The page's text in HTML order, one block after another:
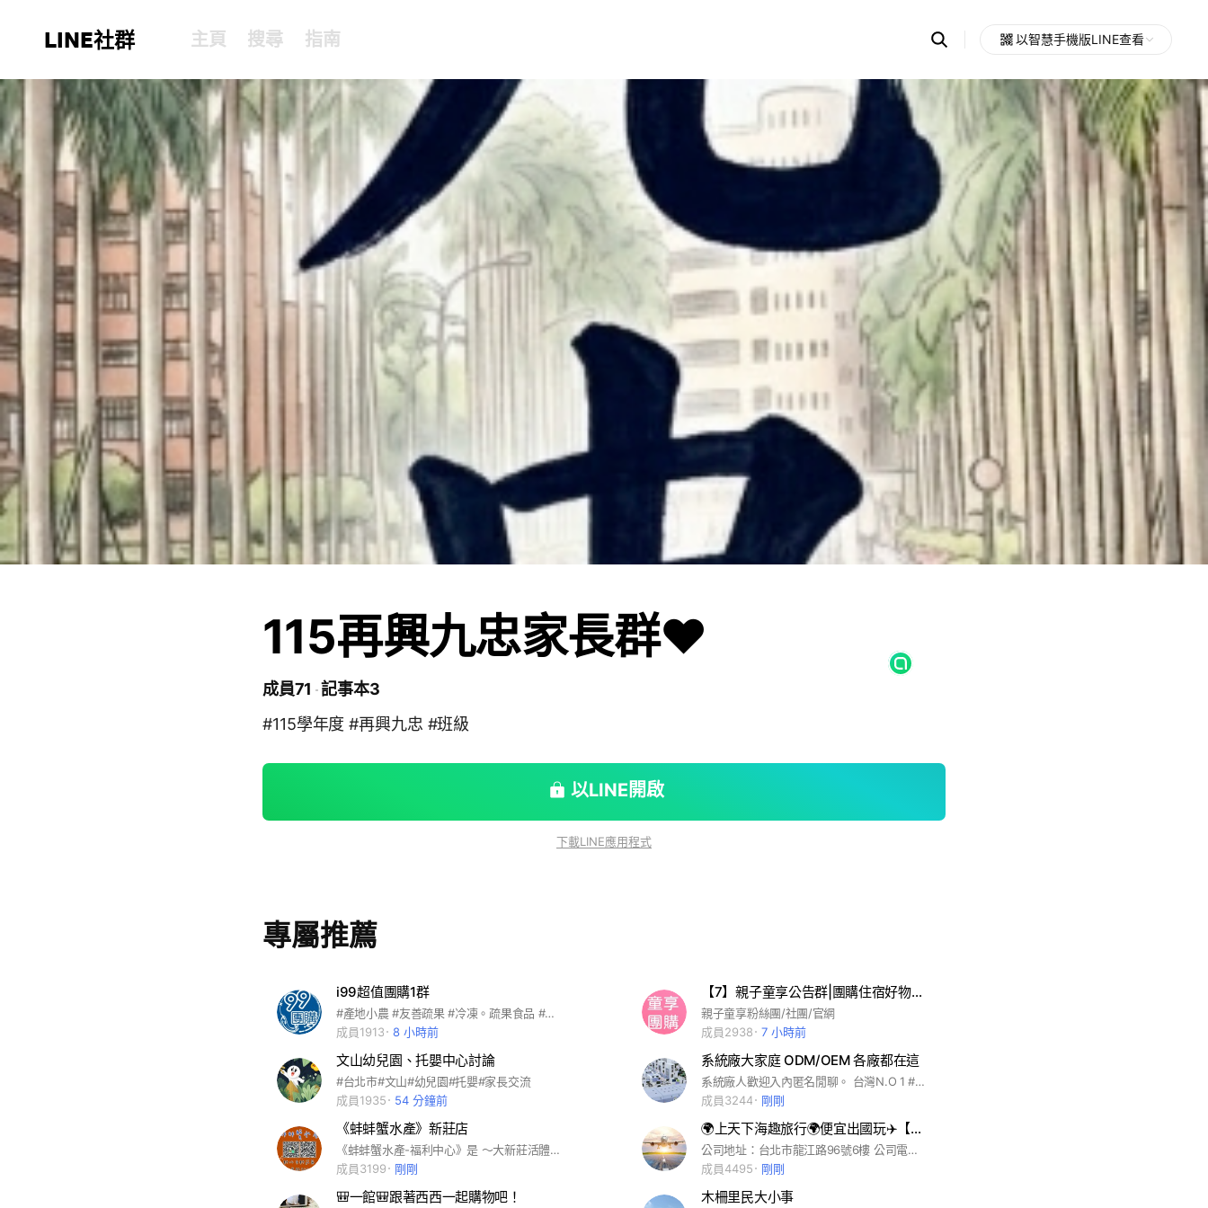
LINE社群 主頁 搜尋 指南 Search
OpenChats
messages
search
area
以智慧手機版LINE查看
115再興九忠家長群❤️
成員71 記事本3
#115學年度 #再興九忠 #班級
以LINE開啟
下載LINE應用程式
專屬推薦
i99超值團購1群
#產地小農 #友善疏果 #冷凍。疏果食品 #生活用品 #團購
成員1913
8 小時前
【7】親子童享公告群|團購住宿好物！我們有：11萬粉絲團＋28萬社團。購票請至親子童享官網喔。
親子童享粉絲團/社團/官網
成員2938
7 小時前
文山幼兒園、托嬰中心討論
#台北市#文山#幼兒園#托嬰#家長交流
成員1935
54 分鐘前
系統廠大家庭 ODM/OEM 各廠都在這
系統廠人歡迎入內匿名閒聊。 台灣N.O 1 #系統廠 #交流群
成員3244
剛剛
《蚌蚌蟹水產》新莊店
《蚌蚌蟹水產-福利中心》是 ～大新莊活體海鮮水產專門店 （1）活體海鮮 @螃蟹類～ 皇帝蟹、帝王蟹、鱈場蟹、花咲蟹、毛蟹、松葉蟹、香箱蟹、栗子蟹、黃金蟹、麵包蟹、沙公、沙母、紅蟳、少女蟳、大閘蟹、花蟹、三點蟹⋯等 @蝦類～ 波龍、澳龍水姑娘、七彩花龍、青龍、竹龍、大頭龍、雜龍、戰車、賴尿蝦、皮皮蝦、黑排蝦菇、牡丹蝦、泰國蝦、白蝦⋯等 @螺貝類～ 南非鮑魚、韓國鮑魚、九孔鮑魚、北寄貝、白貝、扇貝、牛奶貝、仙女貝、象拔蚌、香螺、法螺、真螺、哈哈螺、鳳螺、文蛤蜊、赤嘴蛤蜊、海瓜子、山瓜子、血蛤、淡菜、生蠔、帶殼牡蠣、蚵仔⋯等 @冰鮮類～ 日本生食海膽、生食干貝、生食生蠔、鮭魚卵、明太子、蒸魚卵、軟絲、透抽、烏賊、魷魚、章魚、牡丹蝦、葡萄甜蝦、天使紅蝦、胭脂蝦、劍蝦、草蝦、明蝦、甜蝦、黑鮪魚、喜知次、鰤魚、紅喉、黑喉、赤棕、土魠魚、海鱺、圓鱈魚、扁鱈魚、鮭魚、香魚、鯖魚、柳葉魚、什麼魚、虱目魚、鱸魚、午仔魚、肉魚⋯等 （2）各類肉品 @牛肉類～ 美國牛PR、CAB、CH 日本A5和牛 紐澳牛 紐約客、肋眼、菲力、沙朗、安格斯、翼板、板腱、無骨牛小排、帶骨牛小排、雪花牛、骰子牛、牛五花、低脂牛、卡路比、戰斧牛、牛肋條、牛腱心、牛絞肉、牛肚 @豬肉類 戰斧豬排、松板豬、梅花豬、豬五花 @羊肉類 小羔羊排、羊肩排、帶皮羊肉、羊五花、羊肉片 @雞鴨類 去骨雞腿排、櫻桃鴨胸 ⋯等等 （3）韓國食品、調味料、酒類、鍋具 泡菜、麻油、烤肉醬、辣椒醬、大醬、海苔、煎餅粉、辣椒粉、人蔘雞、辣牛肉湯、泡麵、餅乾糖果、小菜、魚板、年糕、韓國熱狗、玉米鬚茶、柚子茶、蘋果茶、咖啡、人蔘精華液、香蕉牛奶、啤酒、燒酒、瑪格利米酒、石鍋、烤肉盤⋯等 （4）各類冷凍調理食品、團購商品 ⋯等等
成員3199
剛剛
🌍上天下海趣旅行🌍便宜出國玩✈️【歐洲埃及/澳洲/泰國/日本/韓國/大陸/馬新/越南
公司地址：台北市龍江路96號6樓 公司電話：02-25169788 旅遊品質保證🔥好康福利都在這 社群管理已盡力維護⚠️請慎防詐騙 #旅遊#行程#長榮#華航#星宇#虎航#馬印#亞航#泰獅#酷航#大陸#九寨溝#張家界#江南#中國#日本#賞櫻#賞雪#滑雪#北海道#大阪#東京#名古屋#關西#立山#黑部#熊本#九州#韓國#首爾#濟州#釜山#溫泉#海島#宿霧#峇里島#菲律賓#馬新#環球影城#樂高樂園#泰國#曼谷#馬爾地夫#奧捷#歐洲#義大利#極光#出國#清倉#特價#特惠#出清#撿便宜#度假#親子#寒假#過年#暑假#連休#國內旅遊#國外旅遊#便宜#賞花#賞楓#跟團#包團#旅行社#旅行
成員4495
剛剛
🎒一館🎒跟著西西一起購物吧！ 木柵里民大小事